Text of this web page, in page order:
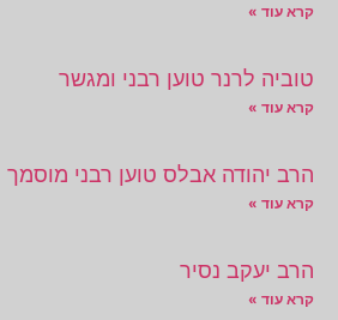
קרא עוד »
טוביה לרנר טוען רבני ומגשר
קרא עוד »
הרב יהודה אבלס טוען רבני מוסמך
קרא עוד »
הרב יעקב נסיר
קרא עוד »